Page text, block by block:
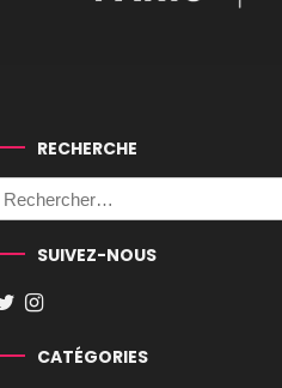
RECHERCHE
SUIVEZ-NOUS
CATÉGORIES